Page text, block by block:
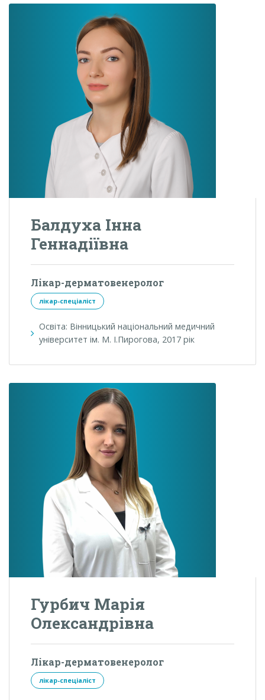
Балдуха Інна
Геннадіївна
Лікар-дерматовенеролог
лікар-спеціаліст
Освіта: Вінницький національний медичний
університет ім. М. І.Пирогова, 2017 рік
Гурбич Марія
Олександрівна
Лікар-дерматовенеролог
лікар-спеціаліст